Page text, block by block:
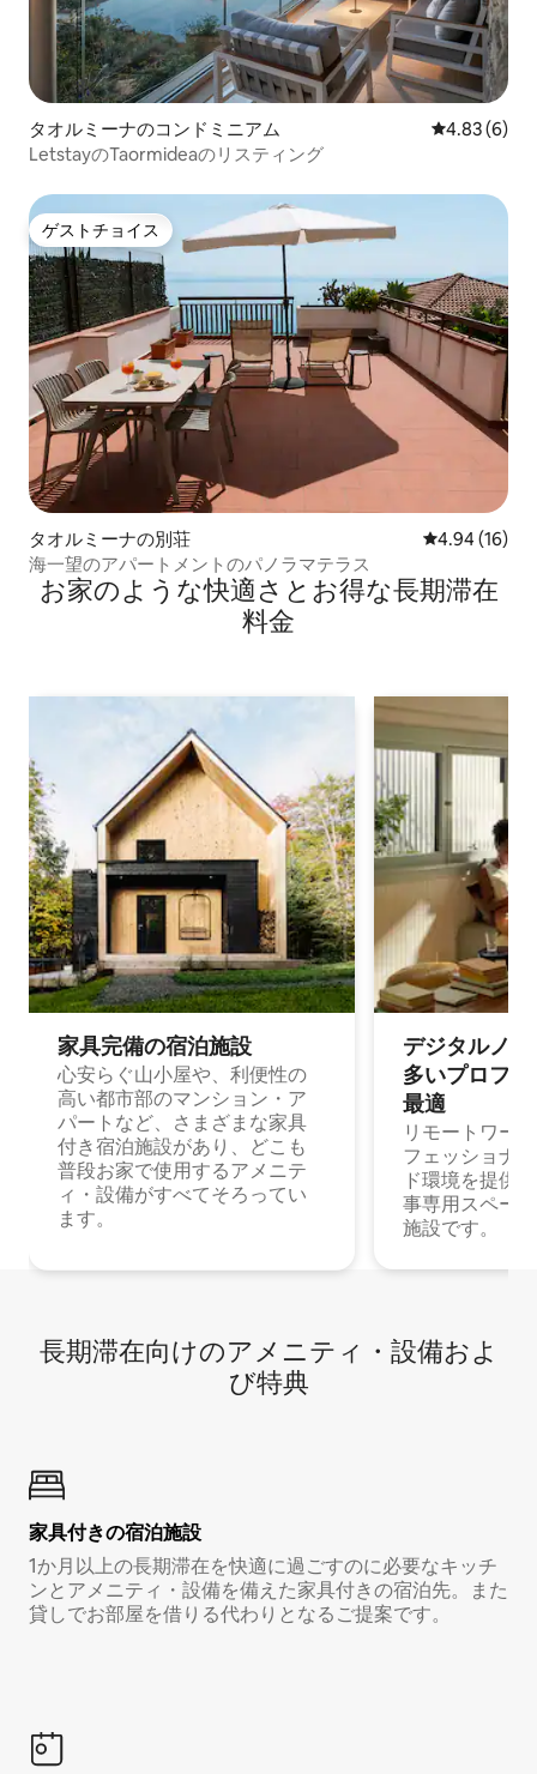
タオルミーナのコンドミニアム レビュー6
4.83 (6)
LetstayのTaormideaのリスティング
ゲストチョイス
ゲストチョイス
タオルミーナの別荘 レビュー16
4.94 (16)
海一望のアパートメントのパノラマテラス
お家のような快⁠適⁠さ⁠とお⁠得⁠な長⁠期⁠滞⁠在
料⁠金
家具完備の宿⁠泊⁠施⁠設
心安らぐ山小屋や、利便性の
高い都市部のマンション・ア
パートなど、さまざまな家具
付き宿泊施設があり、どこも
普段お家で使用するアメニテ
ィ・設備がすべてそろってい
ます。
デジタルノ
多⁠いプ⁠ロ⁠フ⁠
最⁠適
リモートワー
フェッショナ
ド環境を提供
事専用スペー
施設です。
長期滞在向け⁠のア⁠メ⁠ニ⁠テ⁠ィ⁠・設⁠備⁠およ
び特⁠典
家具付き⁠の宿⁠泊⁠施⁠設
1か月以上の長期滞在を快適に過ごすのに必要なキッチ
ンとアメニティ・設備を備えた家具付きの宿泊先。また
貸しでお部屋を借りる代わりとなるご提案です。